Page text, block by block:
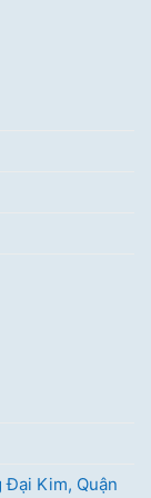
Đại Kim, Quận